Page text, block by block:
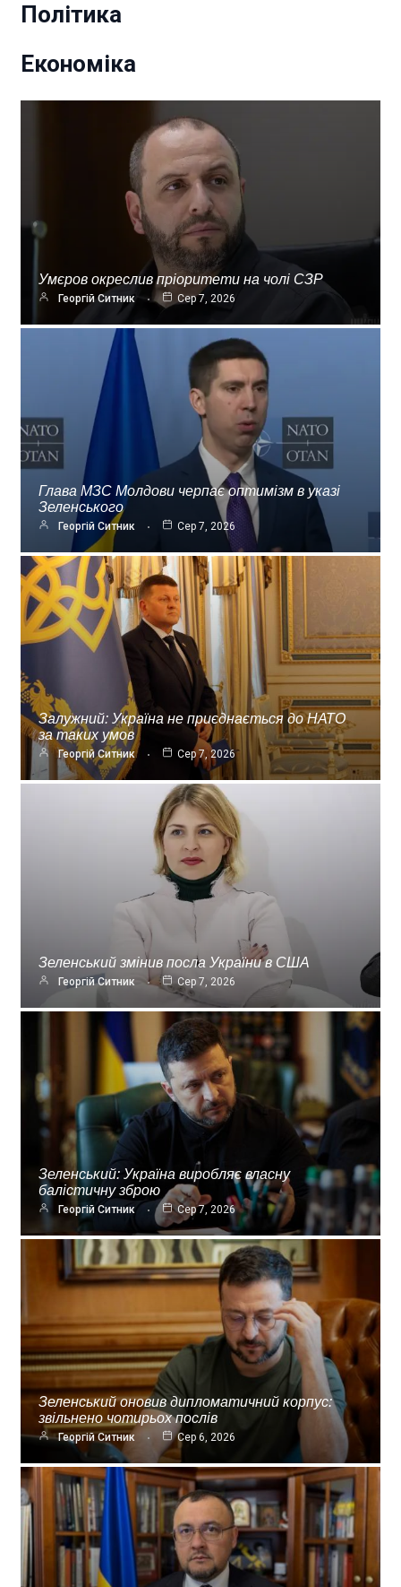
Політика
Економіка
Умєров окреслив пріоритети на чолі СЗР
Георгій Ситник Сер 7, 2026
Глава МЗС Молдови черпає оптимізм в указі
Зеленського
Георгій Ситник Сер 7, 2026
Залужний: Україна не приєднається до НАТО
за таких умов
Георгій Ситник Сер 7, 2026
Зеленський змінив посла України в США
Георгій Ситник Сер 7, 2026
Зеленський: Україна виробляє власну
балістичну зброю
Георгій Ситник Сер 7, 2026
Зеленський оновив дипломатичний корпус:
звільнено чотирьох послів
Георгій Ситник Сер 6, 2026